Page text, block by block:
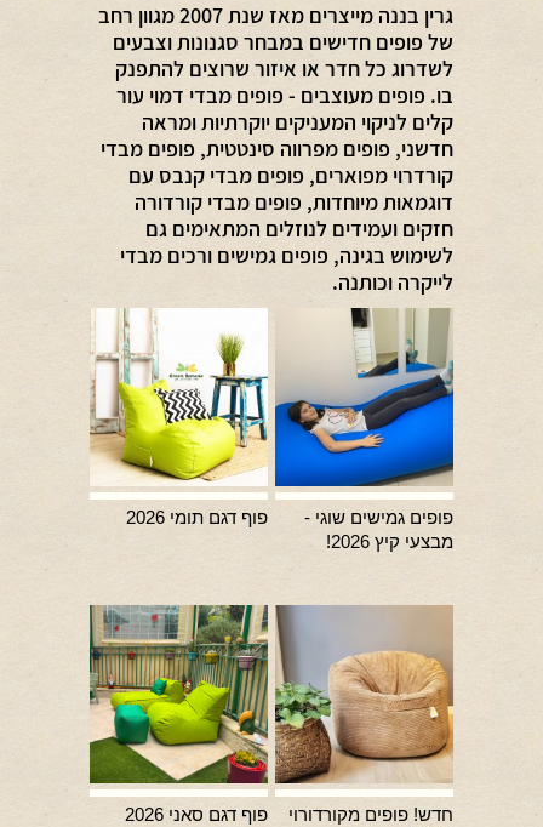
גרין בננה מייצרים מאז שנת 2007 מגוון רחב
של פופים חדישים במבחר סגנונות וצבעים
לשדרוג כל חדר או איזור שרוצים להתפנק
בו. פופים מעוצבים - פופים מבדי דמוי עור
קלים לניקוי המעניקים יוקרתיות ומראה
חדשני, פופים מפרווה סינטטית, פופים מבדי
קורדרוי מפוארים, פופים מבדי קנבס עם
דוגמאות מיוחדות, פופים מבדי קורדורה
חזקים ועמידים לנוזלים המתאימים גם
לשימוש בגינה, פופים גמישים ורכים מבדי
לייקרה וכותנה.
פופים גמישים שוגי -
מבצעי קיץ 2026!
פוף דגם תומי 2026
חדש! פופים מקורדורוי
פוף דגם סאני 2026